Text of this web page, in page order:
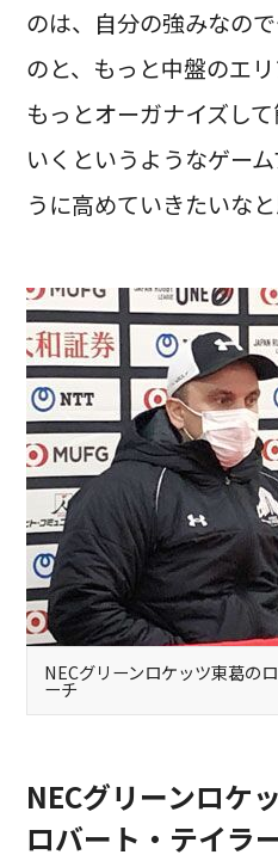
のは、自分の強みなの
のと、もっと中盤のエ
もっとオーガナイズし
いくというようなゲー
うに高めていきたいなと
NECグリーンロケッツ東葛の
ーチ
NECグリーンロケ
ロバート・テイラ